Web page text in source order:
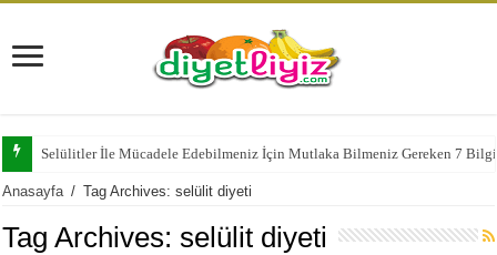
Selülitler İle Mücadele Edebilmeniz İçin Mutlaka Bilmeniz Gereken 7 Bilgi
Anasayfa / Tag Archives: selülit diyeti
Tag Archives:selülit diyeti